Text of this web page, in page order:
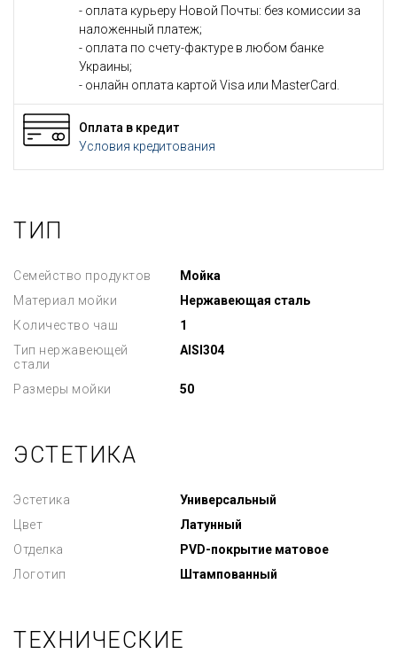
- оплата курьеру Новой Почты: без комиссии за
наложенный платеж;
- оплата по счету-фактуре в любом банке
Украины;
- онлайн оплата картой Visa или MasterCard.
Оплата в кредит
Условия кредитования
ТИП
Семейство продуктов
Мойка
Материал мойки
Нержавеющая сталь
Количество чаш
1
Тип нержавеющей
стали
AISI304
Размеры мойки 50
ЭСТЕТИКА
Эстетика
Универсальный
Цвет
Латунный
Отделка
PVD-покрытие матовое
Логотип
Штампованный
ТЕХНИЧЕСКИЕ